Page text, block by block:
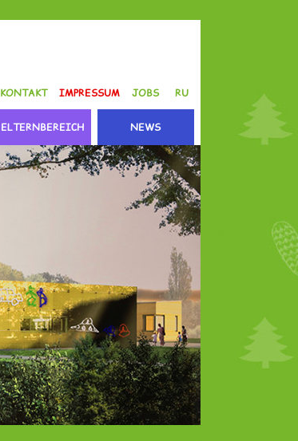
RU
KONTAKT IMPRESSUM JOBS
ELTERNBEREICH NEWS